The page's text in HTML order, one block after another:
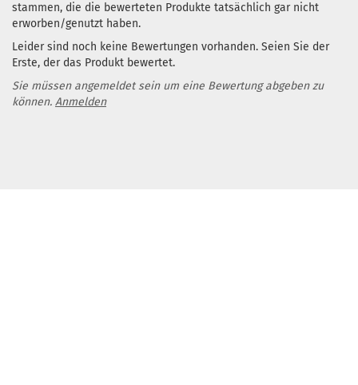
stammen, die die bewerteten Produkte tatsächlich gar nicht
erworben/genutzt haben.
Leider sind noch keine Bewertungen vorhanden. Seien Sie der
Erste, der das Produkt bewertet.
Sie müssen angemeldet sein um eine Bewertung abgeben zu
können. Anmelden